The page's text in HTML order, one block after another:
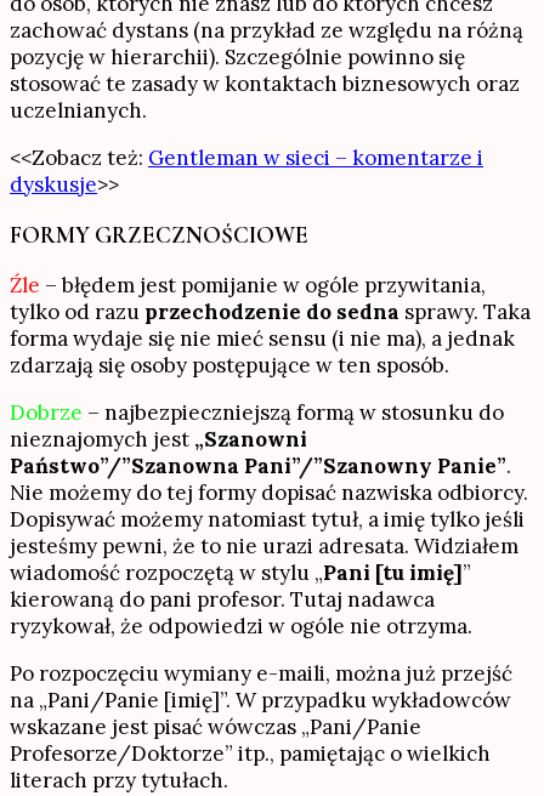
zachować dystans (na przykład ze względu na różną
pozycję w hierarchii). Szczególnie powinno się
stosować te zasady w kontaktach biznesowych oraz
uczelnianych.
<<Zobacz też: Gentleman w sieci – komentarze i
dyskusje>>
FORMY GRZECZNOŚCIOWE
Źle – błędem jest pomijanie w ogóle przywitania,
tylko od razu przechodzenie do sedna sprawy. Taka
forma wydaje się nie mieć sensu (i nie ma), a jednak
zdarzają się osoby postępujące w ten sposób.
Dobrze – najbezpieczniejszą formą w stosunku do
nieznajomych jest „Szanowni
Państwo”/”Szanowna Pani”/”Szanowny Panie”.
Nie możemy do tej formy dopisać nazwiska odbiorcy.
Dopisywać możemy natomiast tytuł, a imię tylko jeśli
jesteśmy pewni, że to nie urazi adresata. Widziałem
wiadomość rozpoczętą w stylu „Pani [tu imię]”
kierowaną do pani profesor. Tutaj nadawca
ryzykował, że odpowiedzi w ogóle nie otrzyma.
Po rozpoczęciu wymiany e-maili, można już przejść
na „Pani/Panie [imię]”. W przypadku wykładowców
wskazane jest pisać wówczas „Pani/Panie
Profesorze/Doktorze” itp., pamiętając o wielkich
literach przy tytułach.